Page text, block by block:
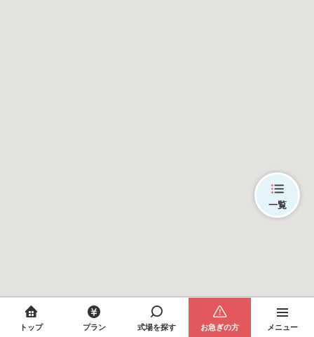
一覧
トップ プラン 式場を探す お急ぎの方 メニュー